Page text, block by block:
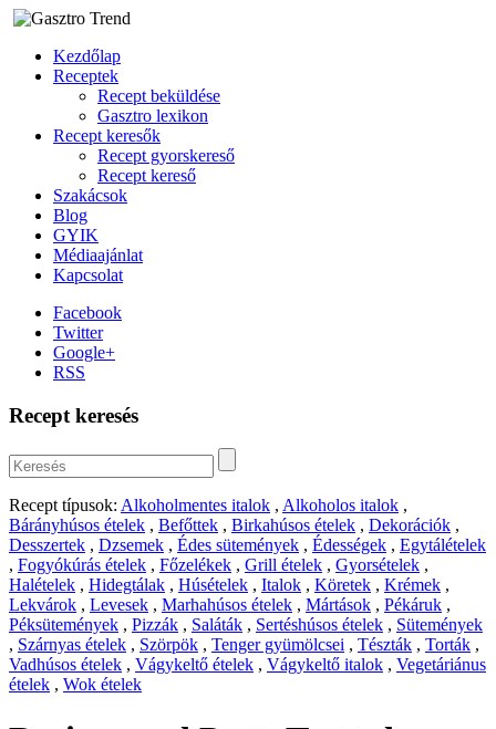
Kezdőlap
Receptek
Recept beküldése
Gasztro lexikon
Recept keresők
Recept gyorskereső
Recept kereső
Szakácsok
Blog
GYIK
Médiaajánlat
Kapcsolat
Facebook
Twitter
Google+
RSS
Recept keresés
Recept típusok: Alkoholmentes italok , Alkoholos italok ,
Bárányhúsos ételek , Befőttek , Birkahúsos ételek , Dekorációk ,
Desszertek , Dzsemek , Édes sütemények , Édességek , Egytálételek
, Fogyókúrás ételek , Főzelékek , Grill ételek , Gyorsételek ,
Halételek , Hidegtálak , Húsételek , Italok , Köretek , Krémek ,
Lekvárok , Levesek , Marhahúsos ételek , Mártások , Pékáruk ,
Péksütemények , Pizzák , Saláták , Sertéshúsos ételek , Sütemények
, Szárnyas ételek , Szörpök , Tenger gyümölcsei , Tészták , Torták ,
Vadhúsos ételek , Vágykeltő ételek , Vágykeltő italok , Vegetáriánus
ételek , Wok ételek